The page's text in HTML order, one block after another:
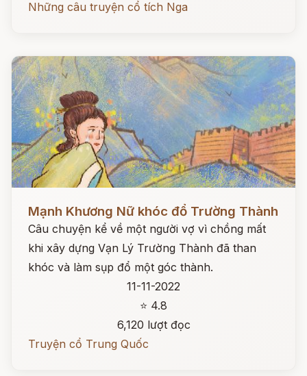
Những câu truyện cổ tích Nga
Mạnh Khương Nữ khóc đổ Trường Thành
Câu chuyện kể về một người vợ vì chồng mất
khi xây dựng Vạn Lý Trường Thành đã than
khóc và làm sụp đổ một góc thành.
11-11-2022
⭐ 4.8
6,120 lượt đọc
Truyện cổ Trung Quốc